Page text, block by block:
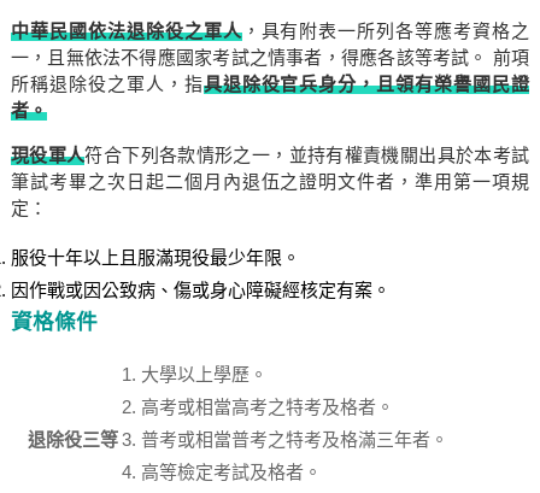
中華民國依法退除役之軍人，具有附表一所列各等應考資格之
一，且無依法不得應國家考試之情事者，得應各該等考試。 前項
所稱退除役之軍人，指具退除役官兵身分，且領有榮譽國民證
者。
現役軍人符合下列各款情形之一，並持有權責機關出具於本考試
筆試考畢之次日起二個月內退伍之證明文件者，準用第一項規
定：
服役十年以上且服滿現役最少年限。
因作戰或因公致病、傷或身心障礙經核定有案。
資格條件
退除役三等
大學以上學歷。
高考或相當高考之特考及格者。
普考或相當普考之特考及格滿三年者。
高等檢定考試及格者。